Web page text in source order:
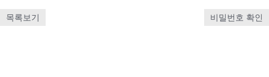
목록보기 비밀번호 확인